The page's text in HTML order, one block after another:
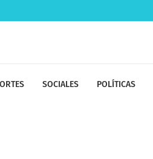
SOCIALES POLÍTICAS